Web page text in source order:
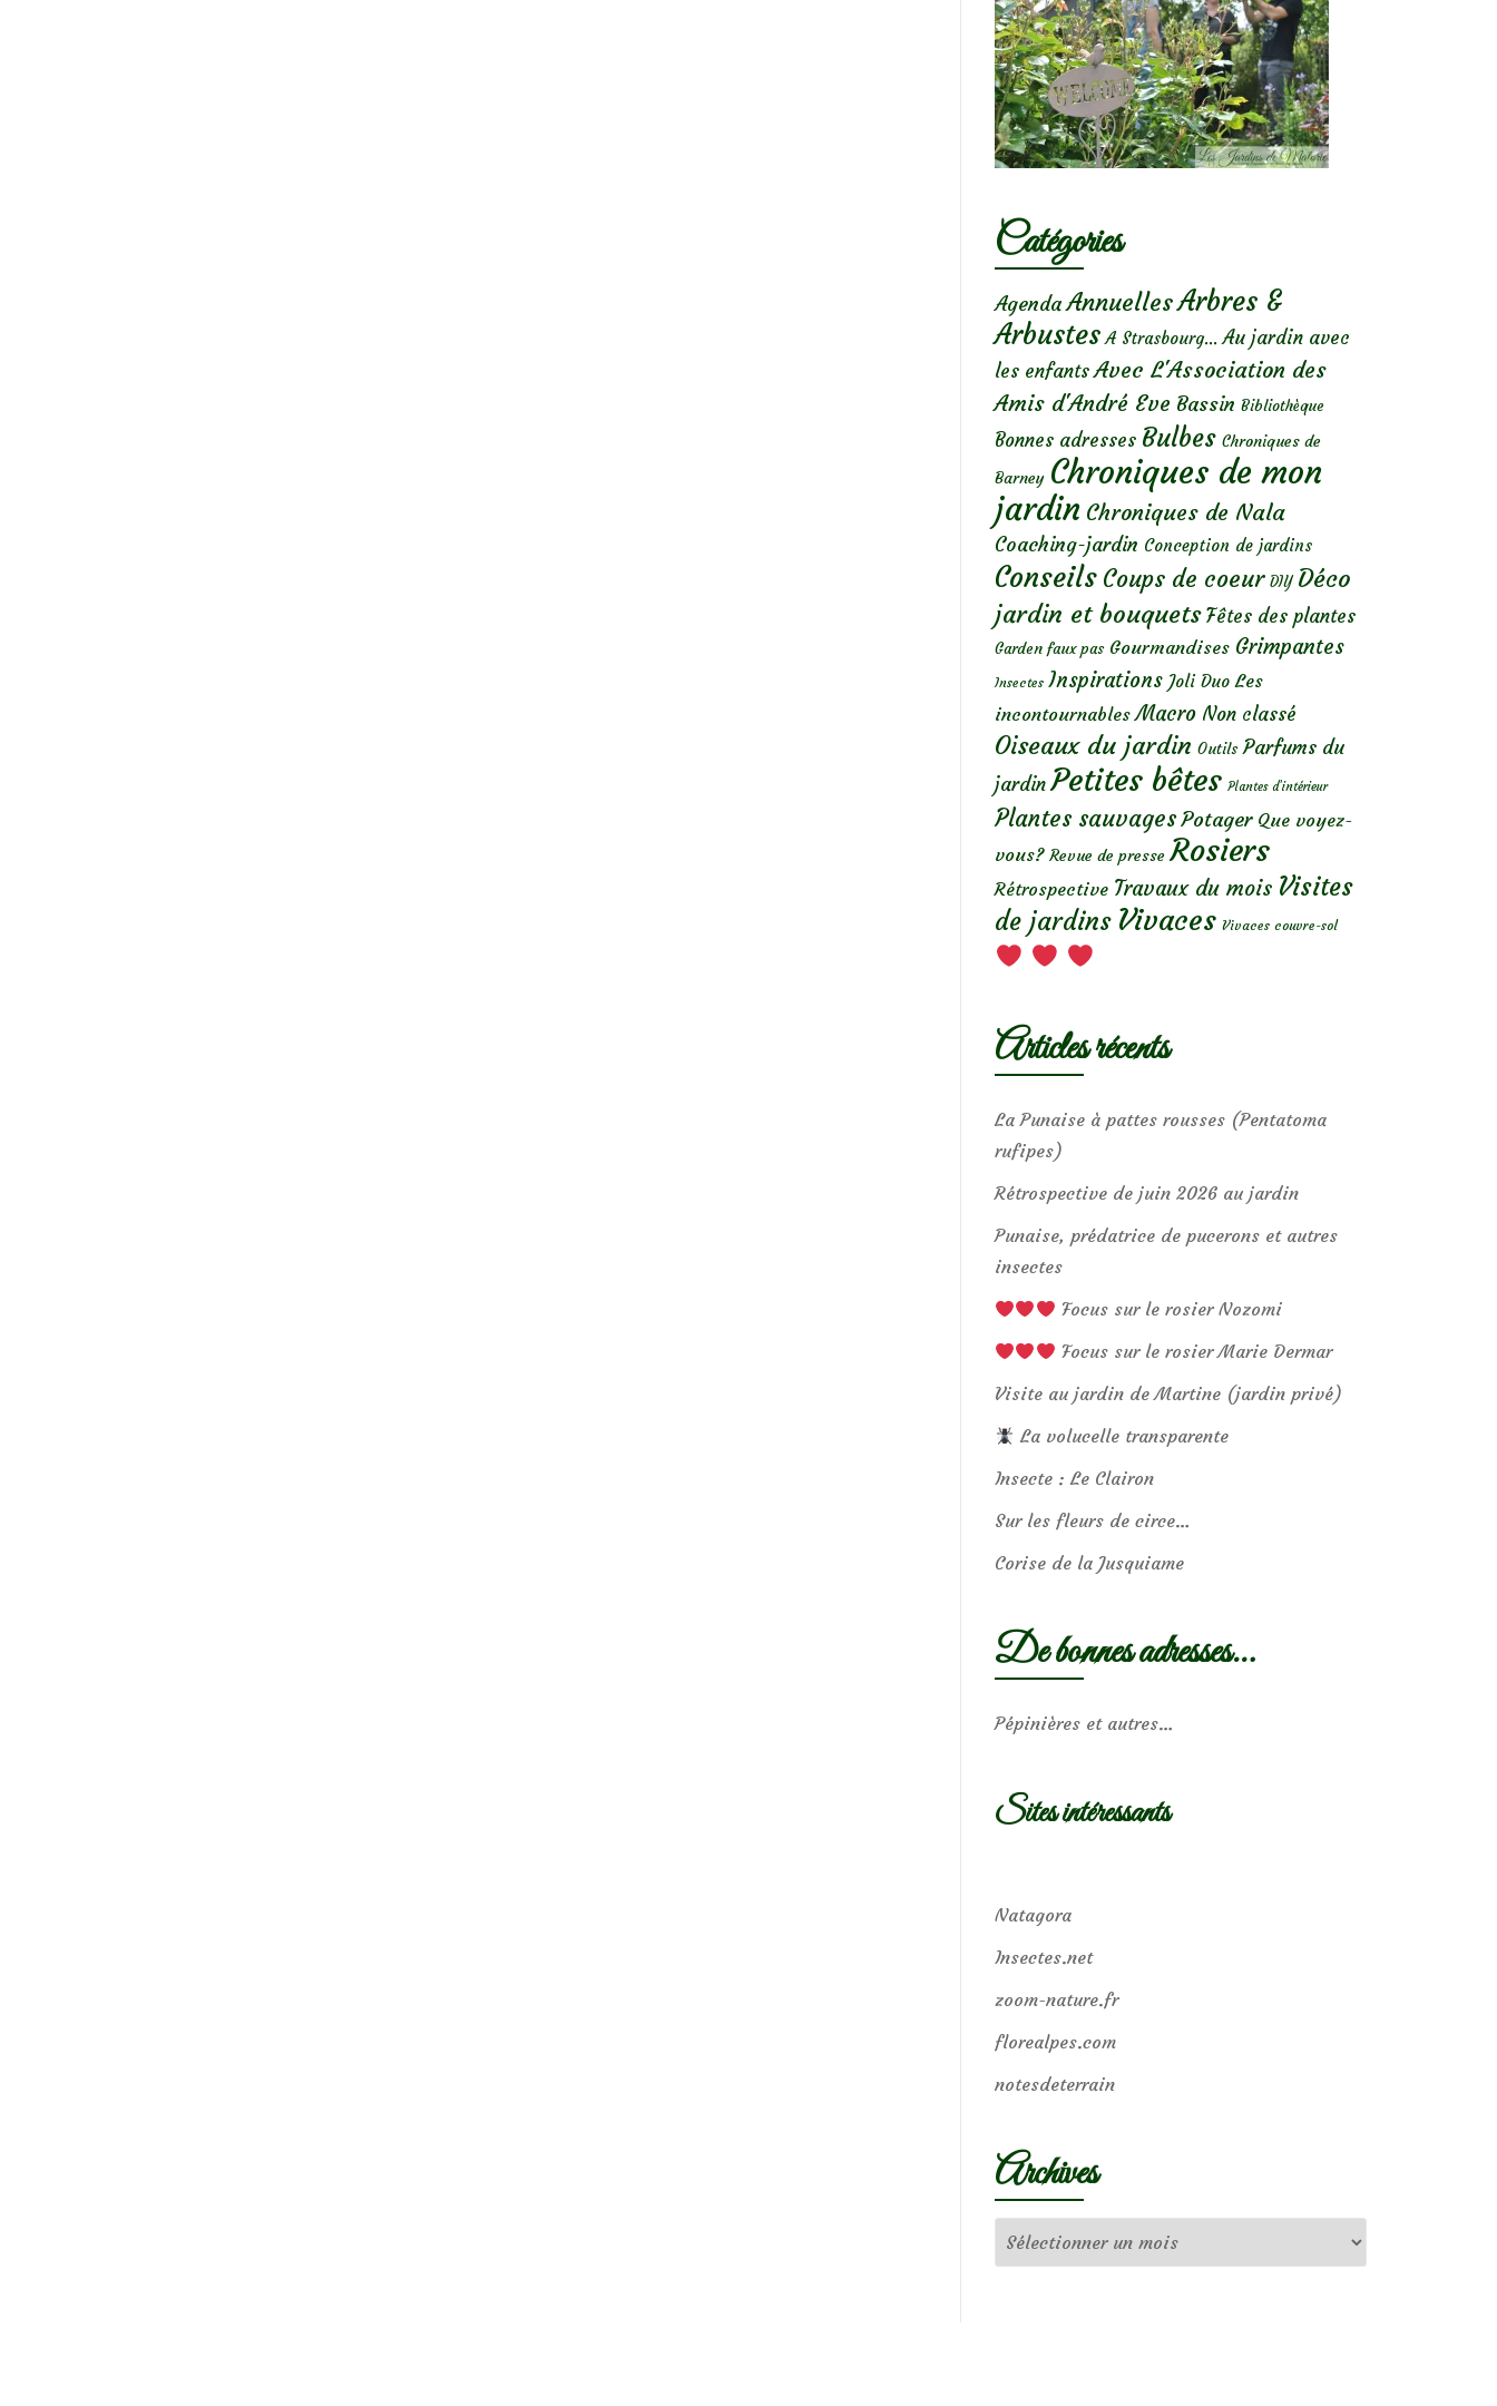
Catégories
Agenda AnnuellesArbres &
Arbustes A Strasbourg... Au jardin avec
les enfants Avec L'Association des
Amis d'André Eve Bassin Bibliothèque
Bonnes adresses Bulbes Chroniques de
Barney Chroniques de mon
jardin Chroniques de Nala
Coaching-jardin Conception de jardins
Conseils Coups de coeur DIY Déco
jardin et bouquets Fêtes des plantes
Garden faux pas Gourmandises Grimpantes
Insectes Inspirations Joli Duo Les
incontournables Macro Non classé
Oiseaux du jardin Outils Parfums du
jardin Petites bêtes Plantes d’intérieur
Plantes sauvages Potager Que voyez-
vous? Revue de presse Rosiers
Rétrospective Travaux du mois Visites
de jardins Vivaces Vivaces couvre-sol
Articles récents
La Punaise à pattes rousses (Pentatoma
rufipes)
Rétrospective de juin 2026 au jardin
Punaise, prédatrice de pucerons et autres
insectes
Focus sur le rosier Nozomi
Focus sur le rosier Marie Dermar
Visite au jardin de Martine (jardin privé)
La volucelle transparente
Insecte : Le Clairon
Sur les fleurs de circe…
Corise de la Jusquiame
De bonnes adresses…
Pépinières et autres…
Sites intéressants
Natagora
Insectes.net
zoom-nature.fr
florealpes.com
notesdeterrain
Archives
Archives